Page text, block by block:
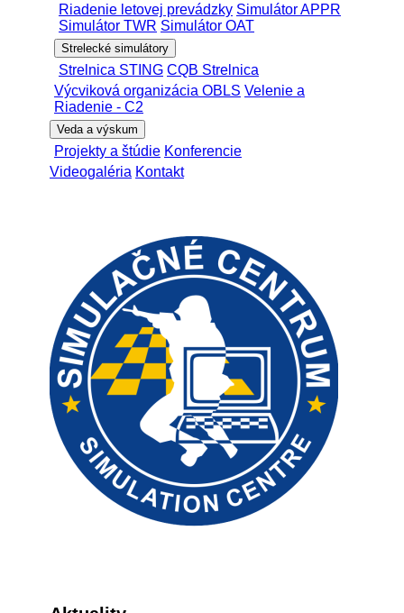
Riadenie letovej prevádzky Simulátor APPR
Simulátor TWR Simulátor OAT
Strelecké simulátory
Strelnica STING CQB Strelnica
Výcviková organizácia OBLS Velenie a
Riadenie - C2
Veda a výskum
Projekty a štúdie Konferencie
Videogaléria Kontakt